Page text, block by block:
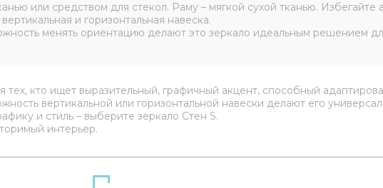
или средством для стекол. Раму – мягкой сухой тканью. Избегайте
и горизонтальная навеска.
менять ориентацию делают это зеркало идеальным решением
кто ищет выразительный, графичный акцент, способный
вертикальной или горизонтальной навески делают его
и стиль – выберите зеркало Стен S.
интерьер.